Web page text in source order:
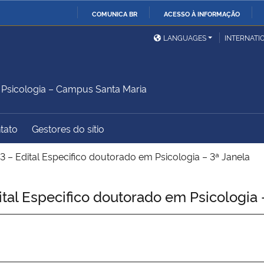
COMUNICA BR ACESSO À INFORMAÇÃO
Ministério da Defesa
Ministério das Relações
Exteriores
Ministério do
Desenvolvimento Regional
Advocacia-Geral da União Banco Central do Brasil
LANGUAGES
– Campus Santa Maria
Gestores do sítio
– Edital Especifico doutorado em Psicologia – 3ª Janela
Especifico doutorado em Psicologia